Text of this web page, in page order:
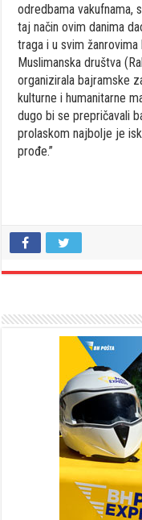
odredbama vakufnama,
taj način ovim danima
traga i u svim
Muslimanska društva
organizirala bajramske
kulturne i humanitarne
dugo bi se prepričavali
prolaskom najbolje je
prođe.”